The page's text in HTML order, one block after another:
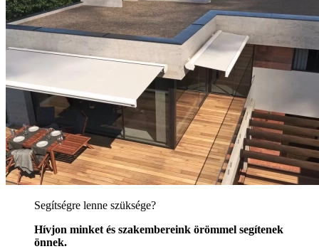
Segítségre lenne szüksége?
Hívjon minket és szakembereink örömmel segítenek
önnek.